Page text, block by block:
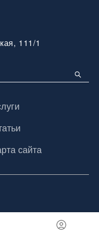
111/1
сайта